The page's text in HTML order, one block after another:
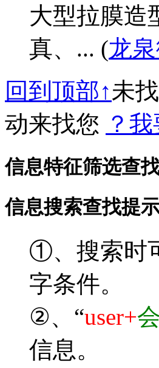
大型拉膜造
真、... (龙
回到顶部↑未
动来找您 ？
信息特征筛选查
信息搜索查找提
①、搜索时
字条件。
②、“user+
信息。